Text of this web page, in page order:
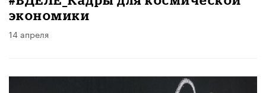
экономики
14 апреля